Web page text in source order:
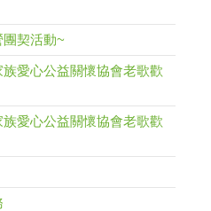
團契活動~
愛心公益關懷協會老歌歡
愛心公益關懷協會老歌歡